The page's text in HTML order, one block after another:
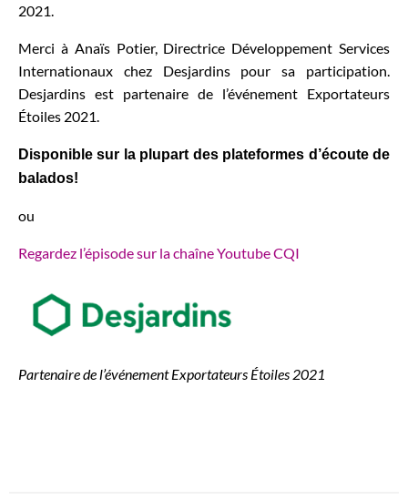
2021.
Merci à Anaïs Potier, Directrice Développement Services
Internationaux chez Desjardins pour sa participation.
Desjardins est partenaire de l’événement Exportateurs
Étoiles 2021.
Disponible sur la plupart des plateformes d’écoute de
balados!
ou
Regardez l’épisode sur la chaîne Youtube CQI
Partenaire de l’événement Exportateurs Étoiles 2021